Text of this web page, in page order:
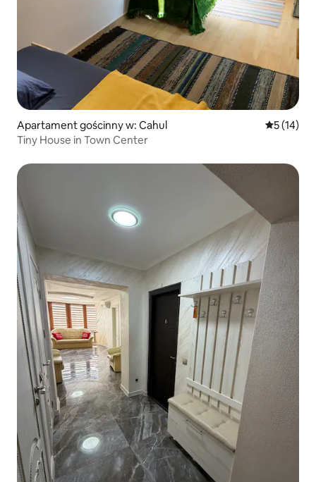
Apartament gościnny w: Cahul Średnia
5 (14)
Tiny House in Town Center